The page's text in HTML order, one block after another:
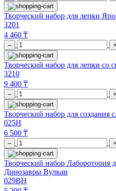
Творческий набор для лепки
3201
4 460 ₸
– +
Творческий набор для лепки со
3210
9 400 ₸
– +
Творческий набор для создания
025H
6 500 ₸
– +
Творческий набор Лаборотория
Динозавры Вулкан
029BH